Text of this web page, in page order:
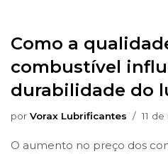
Como a
combustível
durabilidade do
por Vorax Lubrificantes 11
O aumento no preço dos